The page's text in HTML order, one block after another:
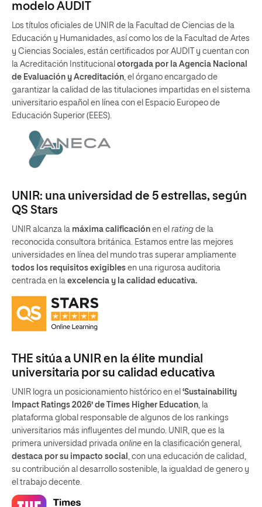
modelo AUDIT
Los títulos oficiales de UNIR de la Facultad de Ciencias de la
Educación y Humanidades, así como los de la Facultad de Artes
y Ciencias Sociales, están certificados por AUDIT y cuentan con
la Acreditación Institucional otorgada por la Agencia Nacional
de Evaluación y Acreditación, el órgano encargado de
garantizar la calidad de las titulaciones impartidas en el sistema
universitario español en línea con el Espacio Europeo de
Educación Superior (EEES).
UNIR: una universidad de 5 estrellas, según
QS Stars
UNIR alcanza la máxima calificación en el rating de la
reconocida consultora británica. Estamos entre las mejores
universidades en línea del mundo tras superar ampliamente
todos los requisitos exigibles en una rigurosa auditoria
centrada en la excelencia y la calidad educativa.
THE sitúa a UNIR en la élite mundial
universitaria por su calidad educativa
UNIR logra un posicionamiento histórico en el ‘Sustainability
Impact Ratings 2026’ de Times Higher Education , la
plataforma global responsable de algunos de los rankings
universitarios más influyentes del mundo. UNIR, que es la
primera universidad privada online en la clasificación general,
destaca por su impacto social
, con una educación de calidad,
su contribución al desarrollo sostenible, la igualdad de genero y
el trabajo decente.